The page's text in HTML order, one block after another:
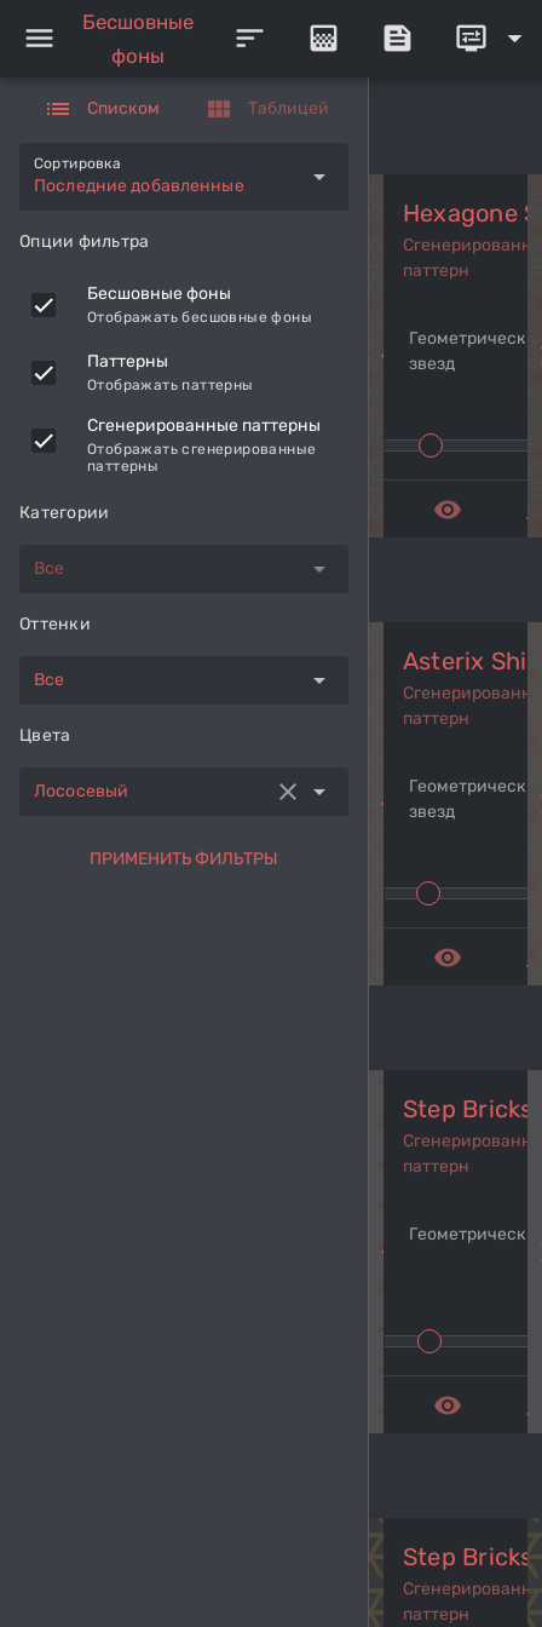
menu
Бесшовные
фоны
sort gradient feed display_settings arrow_drop_down
list Списком view_module Таблицей
Последние добавленные
Сортировка arrow_drop_down
Опции фильтра
Бесшовные фоны
Отображать бесшовные фоны
Паттерны
Отображать паттерны
Сгенерированные паттерны
Отображать сгенерированные
паттерны
Категории
Все arrow_drop_down
Оттенки
Все arrow_drop_down
Цвета
Лососевый clear arrow_drop_down
ПРИМЕНИТЬ ФИЛЬТРЫ
navigate_before
Hexagone
паттерн
звезд
remove_red_eye
navigate_before
Asterix
паттерн
звезд
remove_red_eye
navigate_before
Step Bricks
паттерн
remove_red_eye
Step Bricks
паттерн